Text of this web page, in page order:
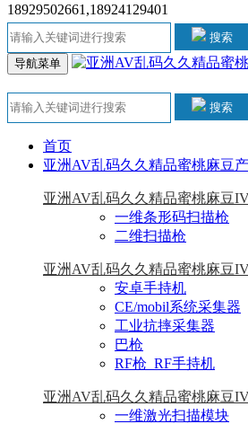
18929502661,18924129401
搜索
导航菜单
搜索
首页
亚洲AV乱码久久精品蜜桃麻豆
亚洲AV乱码久久精品蜜桃麻豆
一维条形码扫描枪
二维扫描枪
亚洲AV乱码久久精品蜜桃麻豆
安卓手持机
CE/mobil系统采集器
工业抗摔采集器
巴枪
RF枪_RF手持机
亚洲AV乱码久久精品蜜桃麻豆
一维激光扫描模块